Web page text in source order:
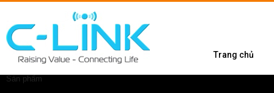
Trang chủ
Sản phẩm